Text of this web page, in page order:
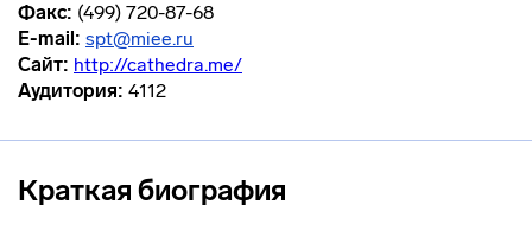
Факс: (499) 720-87-68
E-mail: spt@miee.ru
Сайт: http://cathedra.me/
Аудитория: 4112
Краткая биография